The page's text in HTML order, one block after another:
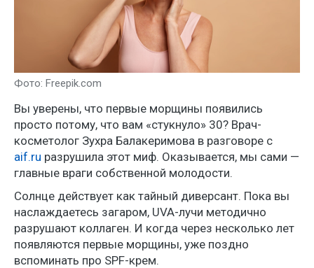
Фото: Freepik.com
Вы уверены, что первые морщины появились
просто потому, что вам «стукнуло» 30? Врач-
косметолог Зухра Балакеримова в разговоре с
aif.ru разрушила этот миф. Оказывается, мы сами —
главные враги собственной молодости.
Солнце действует как тайный диверсант. Пока вы
наслаждаетесь загаром, UVA-лучи методично
разрушают коллаген. И когда через несколько лет
появляются первые морщины, уже поздно
вспоминать про SPF-крем.